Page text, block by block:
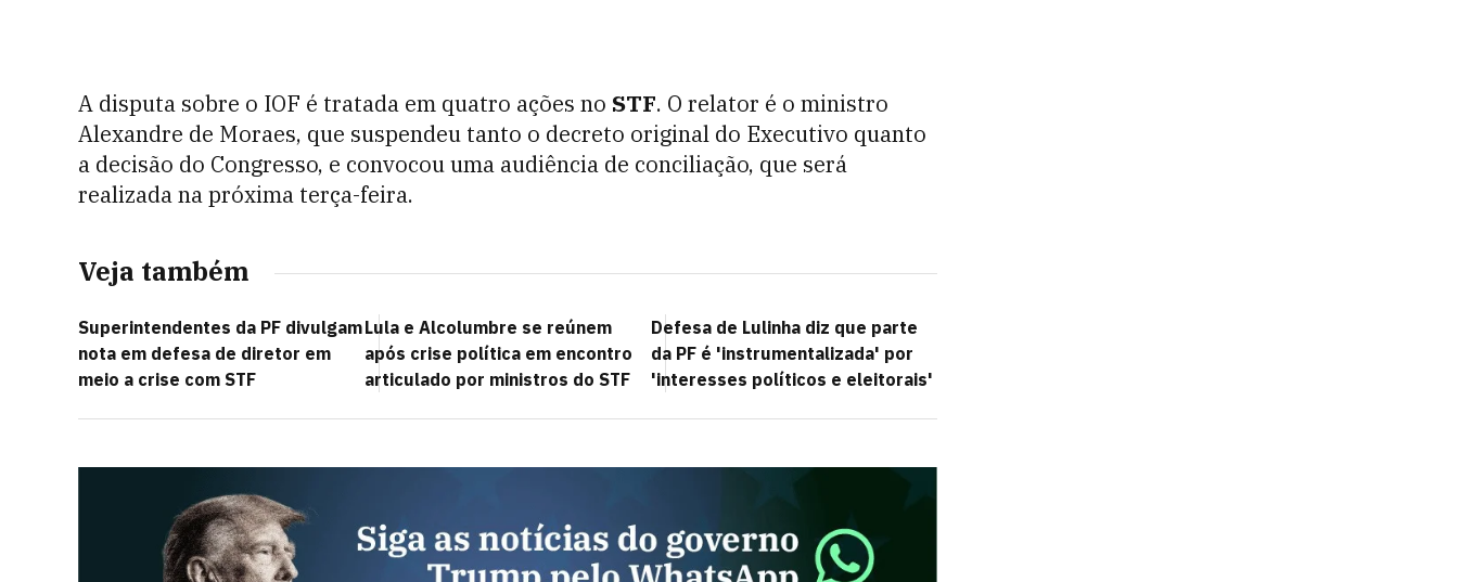
A disputa sobre o IOF é tratada em quatro ações no STF. O relator é o ministro
Alexandre de Moraes, que suspendeu tanto o decreto original do Executivo quanto
a decisão do Congresso, e convocou uma audiência de conciliação, que será
realizada na próxima terça-feira.
Veja também
Superintendentes da PF divulgam
nota em defesa de diretor em
meio a crise com STF
Lula e Alcolumbre se reúnem
após crise política em encontro
articulado por ministros do STF
Defesa de Lulinha diz que parte
da PF é 'instrumentalizada' por
'interesses políticos e eleitorais'